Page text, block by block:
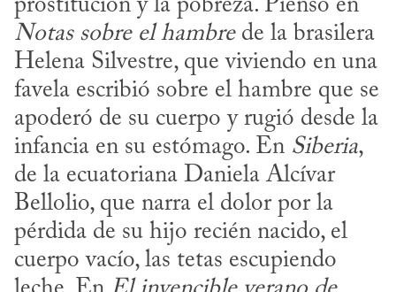
Notas sobre el hambre de la brasilera
Helena Silvestre, que viviendo en una
favela escribió sobre el hambre que se
apoderó de su cuerpo y rugió desde la
infancia en su estómago. En Siberia,
de la ecuatoriana Daniela Alcívar
Bellolio, que narra el dolor por la
pérdida de su hijo recién nacido, el
cuerpo vacío, las tetas escupiendo